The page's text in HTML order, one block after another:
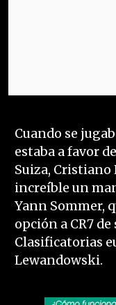
Cuando se
estaba a favor
Suiza, Cristiano
increíble un
Yann Sommer,
opción a CR7
Clasificatorias
Lewandowski.